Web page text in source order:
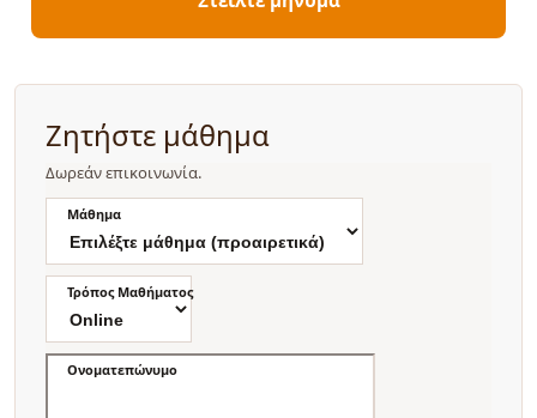
Ζητήστε μάθημα
Δωρεάν επικοινωνία.
Μάθημα
Τρόπος Μαθήματος
Ονοματεπώνυμο